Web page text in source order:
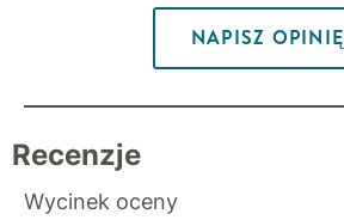
NAPISZ OPINIĘ